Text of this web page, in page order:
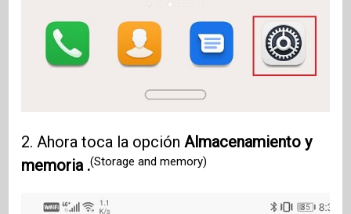
2. Ahora toca la opciónAlmacenamiento y
memoria .(Storage and memory)